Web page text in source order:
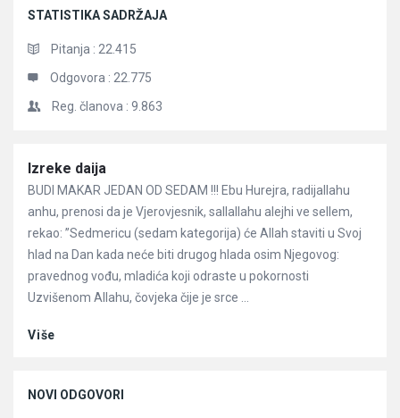
STATISTIKA SADRŽAJA
Pitanja : 22.415
Odgovora : 22.775
Reg. članova : 9.863
Članci
Izreke daija
BUDI MAKAR JEDAN OD SEDAM !!! Ebu Hurejra, radijallahu
anhu, prenosi da je Vjerovjesnik, sallallahu alejhi ve sellem,
rekao: ”Sedmericu (sedam kategorija) će Allah staviti u Svoj
hlad na Dan kada neće biti drugog hlada osim Njegovog:
pravednog vođu, mladića koji odraste u pokornosti
Uzvišenom Allahu, čovjeka čije je srce ...
Više
NOVI ODGOVORI